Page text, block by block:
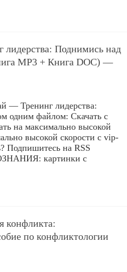
Поднимись над
MP3 + Книга DOC) —
— Тренинг лидерства:
одним файлом: Скачать с
на максимально высокой
высокой скорости с vip-
Подпишитесь на RSS
картинки с
конфликта:
по конфликтологии